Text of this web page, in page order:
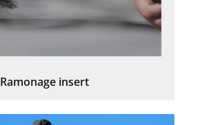
Ramonage insert